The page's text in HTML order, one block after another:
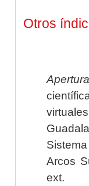
Otros
Apertura
Arcos